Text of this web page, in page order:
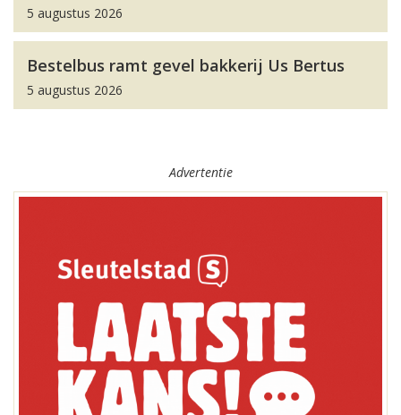
5 augustus 2026
Bestelbus ramt gevel bakkerij Us Bertus
5 augustus 2026
Advertentie